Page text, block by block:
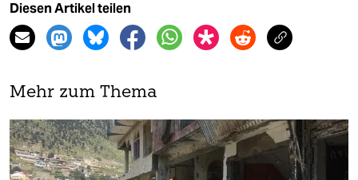
Diesen Artikel teilen
Mehr zum Thema